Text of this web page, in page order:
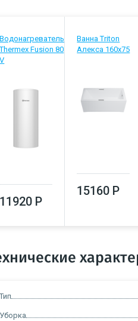
Водонагреватель
Thermex Fusion 80
V
11920 Р
Ванна Triton
Алекса 160х75
15160 Р
Тип
Уборка